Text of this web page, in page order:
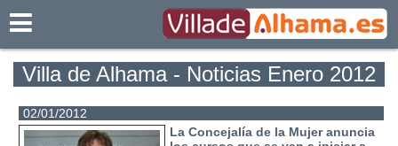
Villa de Alhama - Noticias Enero 2012
02/01/2012
La Concejalía de la Mujer anuncia